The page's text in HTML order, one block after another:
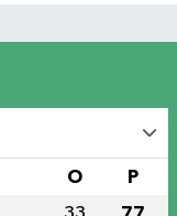
O P